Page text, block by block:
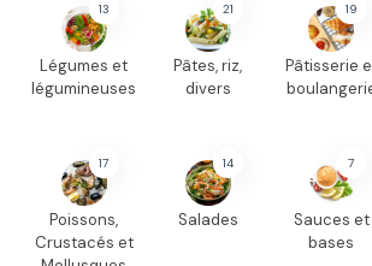
13
Légumes et
légumineuses
21
Pâtes, riz,
divers
19
Pâtisserie
17
Poissons,
Crustacés et
14
Salades
7
Sauces et
bases